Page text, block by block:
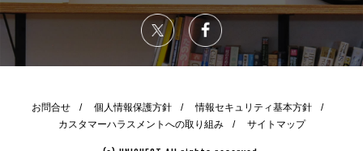
考、関連する連絡等）で使用するため
個人情報の第三者提供
第三者に提供いたしません。
・ご本人の同意がある場合
・法令に基づく場合
お問合せ 個人情報保護方針
情報セキュリティ基本方針
カスタマーハラスメントへの取り組み
サイトマップ